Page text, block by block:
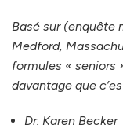
Basé sur (enquête
Medford,
formules « seniors
davantage que
Dr. Karen Becker